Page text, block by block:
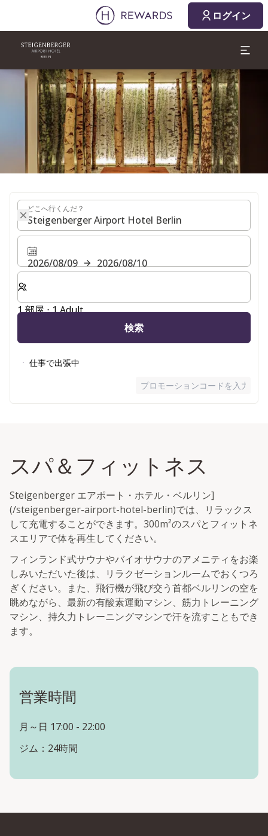
ログイン
スライド1 1
2026/08/10
どこへ行くんだ？
どこへ行くんだ？
2026/08/09
2026/08/10
客室数と宿泊人数をお選びください。
1 部屋 ⋅ 1 Adult
検索
仕事で出張中
プロモーションコードを入力
スパ＆フィットネス
Steigenberger エアポート・ホテル・ベルリン]
(/steigenberger-airport-hotel-berlin)では、リラックス
して充電することができます。300m²のスパとフィットネ
スエリアで体を再生してください。
フィンランド式サウナやバイオサウナのアメニティをお楽
しみいただいた後は、リラクゼーションルームでおくつろ
ぎください。また、飛行機が飛び交う首都ベルリンの空を
眺めながら、最新の有酸素運動マシン、筋力トレーニング
マシン、持久力トレーニングマシンで汗を流すこともでき
ます。
営業時間
月～日 17:00 - 22:00
ジム：24時間